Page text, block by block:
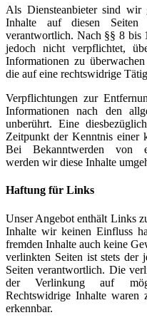
Als Diensteanbieter sind
Inhalte auf diesen Seiten
verantwortlich. Nach §§ 8 bis
jedoch nicht verpflichtet,
Informationen zu
die auf eine rechtswidrige
Verpflichtungen zur
Informationen nach den
unberührt. Eine
Zeitpunkt der Kenntnis einer
Bei Bekanntwerden von
werden wir diese Inhalte
Haftung für Links
Unser Angebot enthält Links
Inhalte wir keinen Einfluss
fremden Inhalte auch keine
verlinkten Seiten ist stets der
Seiten verantwortlich. Die
der Verlinkung auf
Rechtswidrige Inhalte
erkennbar.